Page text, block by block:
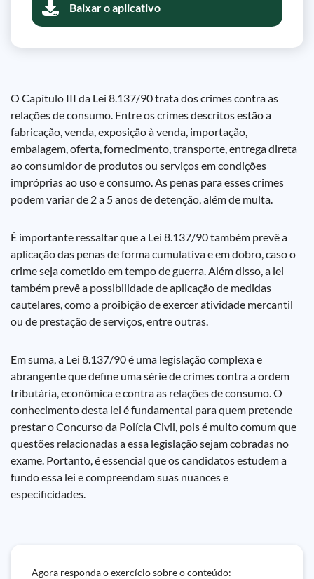
Baixar o aplicativo
O Capítulo III da Lei 8.137/90 trata dos crimes contra as
relações de consumo. Entre os crimes descritos estão a
fabricação, venda, exposição à venda, importação,
embalagem, oferta, fornecimento, transporte, entrega direta
ao consumidor de produtos ou serviços em condições
impróprias ao uso e consumo. As penas para esses crimes
podem variar de 2 a 5 anos de detenção, além de multa.
É importante ressaltar que a Lei 8.137/90 também prevê a
aplicação das penas de forma cumulativa e em dobro, caso o
crime seja cometido em tempo de guerra. Além disso, a lei
também prevê a possibilidade de aplicação de medidas
cautelares, como a proibição de exercer atividade mercantil
ou de prestação de serviços, entre outras.
Em suma, a Lei 8.137/90 é uma legislação complexa e
abrangente que define uma série de crimes contra a ordem
tributária, econômica e contra as relações de consumo. O
conhecimento desta lei é fundamental para quem pretende
prestar o Concurso da Polícia Civil, pois é muito comum que
questões relacionadas a essa legislação sejam cobradas no
exame. Portanto, é essencial que os candidatos estudem a
fundo essa lei e compreendam suas nuances e
especificidades.
Agora responda o exercício sobre o conteúdo: